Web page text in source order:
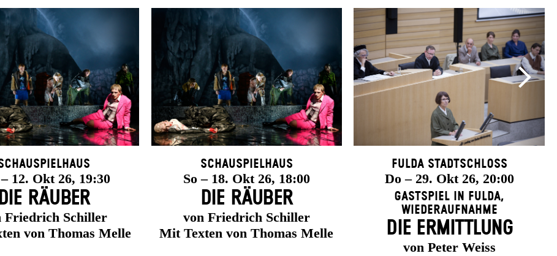
12. Okt 26, 19:30
DIE RÄUBER
Friedrich Schiller
von Thomas Melle
Schauspielhaus
So – 18. Okt 26, 18:00
DIE RÄUBER
von Friedrich Schiller
Mit Texten von Thomas Melle
Fulda Stadtschloss
Do – 29. Okt 26, 20:00
Gastspiel in Fulda,
Wiederaufnahme
DIE ERMITTLUNG
von Peter Weiss